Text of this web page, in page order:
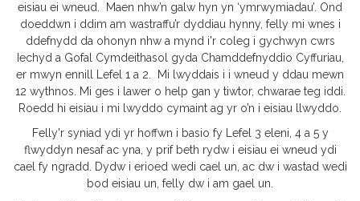
eisiau ei wneud. Maen nhw’n galw hyn yn ‘ymrwymiadau’. Ond
doeddwn i ddim am wastraffu’r dyddiau hynny, felly mi wnes i
ddefnydd da ohonyn nhw a mynd i'r coleg i gychwyn cwrs
Iechyd a Gofal Cymdeithasol gyda Chamddefnyddio Cyffuriau,
er mwyn ennill Lefel 1 a 2. Mi lwyddais i i wneud y ddau mewn
12 wythnos. Mi ges i lawer o help gan y tiwtor, chwarae teg iddi.
Roedd hi eisiau i mi lwyddo cymaint ag yr o’n i eisiau llwyddo.
Felly'r syniad ydi yr hoffwn i basio fy Lefel 3 eleni, 4 a 5 y
flwyddyn nesaf ac yna, y prif beth rydw i eisiau ei wneud ydi
cael fy ngradd. Dydw i erioed wedi cael un, ac dw i wastad wedi
bod eisiau un, felly dw i am gael un.